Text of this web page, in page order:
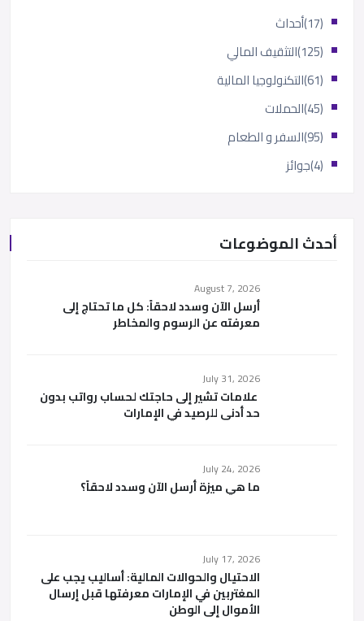
أحداث
(17)
التثقيف المالي
(125)
التكنولوجيا المالية
(61)
الحملات
(45)
السفر و الطعام
(95)
جوائز (4)
أحدث الموضوعات
August 7, 2026
أرسل الآن وسدد لاحقاً: كل ما تحتاج إلى
معرفته عن الرسوم والمخاطر
July 31, 2026
علامات تشير إلى حاجتك لحساب رواتب بدون
حد أدنى للرصيد في الإمارات
July 24, 2026
ما هي ميزة أرسل الآن وسدد لاحقاً؟
July 17, 2026
الاحتيال والحوالات المالية: أساليب يجب على
المغتربين في الإمارات معرفتها قبل إرسال
الأموال إلى الوطن